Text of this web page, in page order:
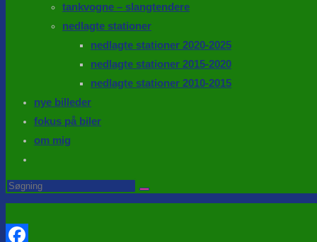
tankvogne – slangtendere
nedlagte stationer
nedlagte stationer 2020-2025
nedlagte stationer 2015-2020
nedlagte stationer 2010-2015
nye billeder
fokus på biler
om mig
website
search
Search
this
website